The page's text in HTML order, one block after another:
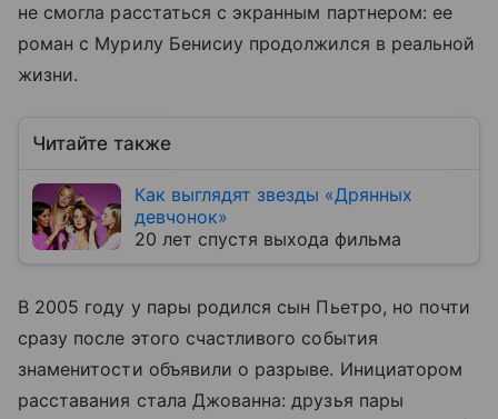
не смогла расстаться с экранным партнером: ее
роман с Мурилу Бенисиу продолжился в реальной
жизни.
Читайте также
Как выглядят звезды «Дрянных
девчонок»
20 лет спустя выхода фильма
В 2005 году у пары родился сын Пьетро, но почти
сразу после этого счастливого события
знаменитости объявили о разрыве. Инициатором
расставания стала Джованна: друзья пары